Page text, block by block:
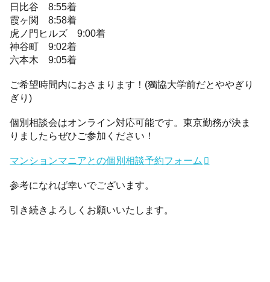
日比谷 8:55着
霞ヶ関 8:58着
虎ノ門ヒルズ 9:00着
神谷町 9:02着
六本木 9:05着
ご希望時間内におさまります！(獨協大学前だとややぎり
ぎり)
個別相談会はオンライン対応可能です。東京勤務が決ま
りましたらぜひご参加ください！
マンションマニアとの個別相談予約フォーム
参考になれば幸いでございます。
引き続きよろしくお願いいたします。